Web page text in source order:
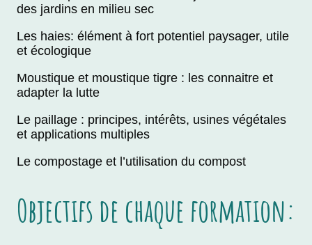
des jardins en milieu sec
Les haies: élément à fort potentiel paysager, utile
et écologique
Moustique et moustique tigre : les connaitre et
adapter la lutte
Le paillage : principes, intérêts, usines végétales
et applications multiples
Le compostage et l’utilisation du compost
Objectifs de chaque formation: